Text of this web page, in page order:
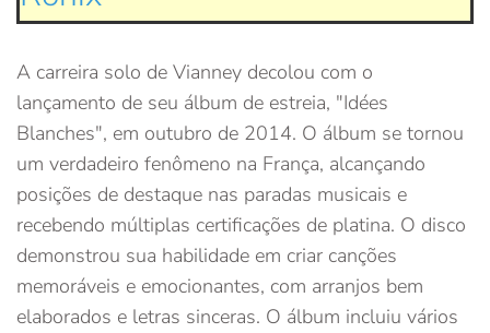
A carreira solo de Vianney decolou com o
lançamento de seu álbum de estreia, "Idées
Blanches", em outubro de 2014. O álbum se tornou
um verdadeiro fenômeno na França, alcançando
posições de destaque nas paradas musicais e
recebendo múltiplas certificações de platina. O disco
demonstrou sua habilidade em criar canções
memoráveis e emocionantes, com arranjos bem
elaborados e letras sinceras. O álbum incluiu vários